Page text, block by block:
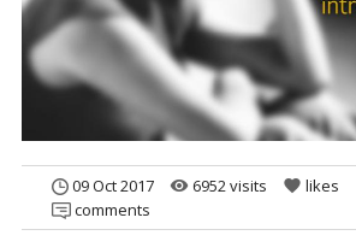
09 Oct 2017 remove_red_eye 6952 visits favorite likes
comments